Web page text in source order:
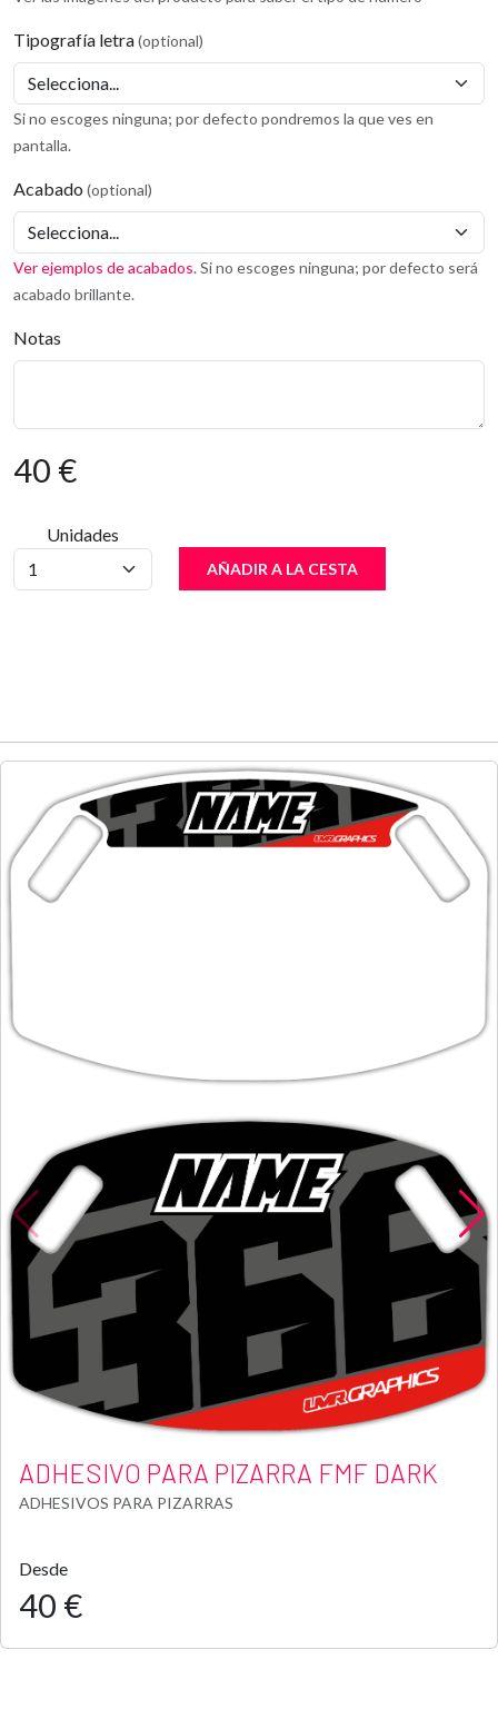
Tipografía letra(optional)
Si no escoges ninguna; por defecto pondremos la que ves en
pantalla.
Acabado (optional)
Ver ejemplos de acabados. Si no escoges ninguna; por defecto será
acabado brillante.
Notas
40 €
Unidades
AÑADIR A LA CESTA
ADHESIVO PARA PIZARRA FMF DARK
ADHESIVOS PARA PIZARRAS
Desde
40 €